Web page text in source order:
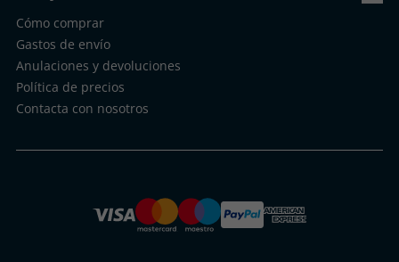
Cómo comprar
Gastos de envío
Anulaciones y devoluciones
Política de precios
Contacta con nosotros